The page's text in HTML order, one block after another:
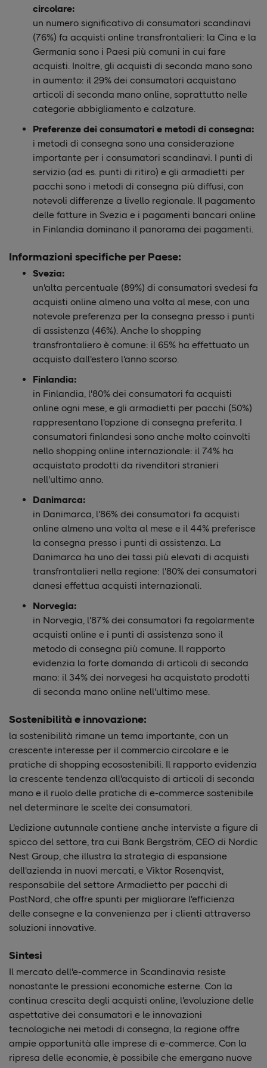
circolare:
un numero significativo di consumatori scandinavi
(76%) fa acquisti online transfrontalieri: la Cina e la
Germania sono i Paesi più comuni in cui fare
acquisti. Inoltre, gli acquisti di seconda mano sono
in aumento: il 29% dei consumatori acquistano
articoli di seconda mano online, soprattutto nelle
categorie abbigliamento e calzature.
Preferenze dei consumatori e metodi di consegna:
i metodi di consegna sono una considerazione
importante per i consumatori scandinavi. I punti di
servizio (ad es. punti di ritiro) e gli armadietti per
pacchi sono i metodi di consegna più diffusi, con
notevoli differenze a livello regionale. Il pagamento
delle fatture in Svezia e i pagamenti bancari online
in Finlandia dominano il panorama dei pagamenti.
Informazioni specifiche per Paese:
Svezia:
un'alta percentuale (89%) di consumatori svedesi fa
acquisti online almeno una volta al mese, con una
notevole preferenza per la consegna presso i punti
di assistenza (46%). Anche lo shopping
transfrontaliero è comune: il 65% ha effettuato un
acquisto dall'estero l'anno scorso.
Finlandia:
in Finlandia, l'80% dei consumatori fa acquisti
online ogni mese, e gli armadietti per pacchi (50%)
rappresentano l'opzione di consegna preferita. I
consumatori finlandesi sono anche molto coinvolti
nello shopping online internazionale: il 74% ha
acquistato prodotti da rivenditori stranieri
nell'ultimo anno.
Danimarca:
in Danimarca, l'86% dei consumatori fa acquisti
online almeno una volta al mese e il 44% preferisce
la consegna presso i punti di assistenza. La
Danimarca ha uno dei tassi più elevati di acquisti
transfrontalieri nella regione: l'80% dei consumatori
danesi effettua acquisti internazionali.
Norvegia:
in Norvegia, l'87% dei consumatori fa regolarmente
acquisti online e i punti di assistenza sono il
metodo di consegna più comune. Il rapporto
evidenzia la forte domanda di articoli di seconda
mano: il 34% dei norvegesi ha acquistato prodotti
di seconda mano online nell'ultimo mese.
Sostenibilità e innovazione:
la sostenibilità rimane un tema importante, con un
crescente interesse per il commercio circolare e le
pratiche di shopping ecosostenibili. Il rapporto evidenzia
la crescente tendenza all'acquisto di articoli di seconda
mano e il ruolo delle pratiche di e-commerce sostenibile
nel determinare le scelte dei consumatori.
L'edizione autunnale contiene anche interviste a figure di
spicco del settore, tra cui Bank Bergström, CEO di Nordic
Nest Group, che illustra la strategia di espansione
dell'azienda in nuovi mercati, e Viktor Rosenqvist,
responsabile del settore Armadietto per pacchi di
PostNord, che offre spunti per migliorare l'efficienza
delle consegne e la convenienza per i clienti attraverso
soluzioni innovative.
Sintesi
Il mercato dell'e-commerce in Scandinavia resiste
nonostante le pressioni economiche esterne. Con la
continua crescita degli acquisti online, l'evoluzione delle
aspettative dei consumatori e le innovazioni
tecnologiche nei metodi di consegna, la regione offre
ampie opportunità alle imprese di e-commerce. Con la
ripresa delle economie, è possibile che emergano nuove